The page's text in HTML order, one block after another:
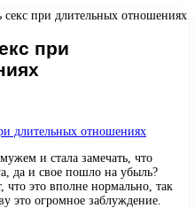
секс при длительных отношениях
при
и стала замечать, что
да и свое пошло на убыль?
что это вполне нормально, так
это огромное заблуждение.